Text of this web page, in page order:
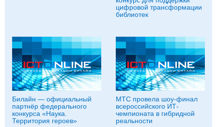
цифровой трансформации
библиотек
Билайн — официальный
партнёр федерального
конкурса «Наука.
Территория героев»
МТС провела шоу-финал
всероссийского ИТ-
чемпионата в гибридной
реальности